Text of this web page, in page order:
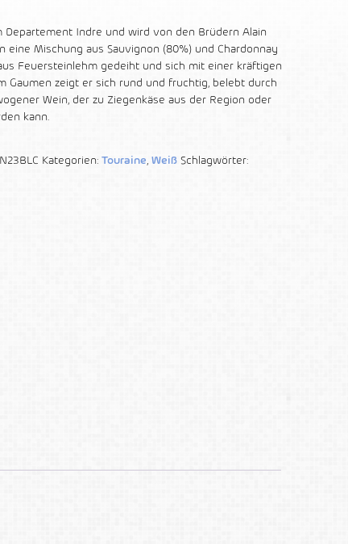
Indre und wird von den Brüdern Alain
eine Mischung aus Sauvignon (80%) und Chardonnay
Feuersteinlehm gedeiht und sich mit einer kräftigen
Gaumen zeigt er sich rund und fruchtig, belebt durch
Wein, der zu Ziegenkäse aus der Region oder
kann.
Kategorien: Touraine, Weiß Schlagwörter: